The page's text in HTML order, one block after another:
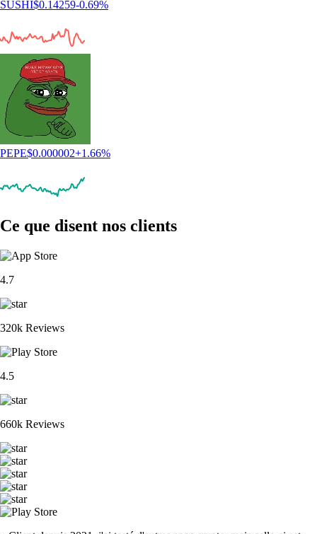
SUSHI$0.14259-0.69%
PEPE$0.000002+1.66%
Ce que disent nos clients
4.7
320k Reviews
4.5
660k Reviews